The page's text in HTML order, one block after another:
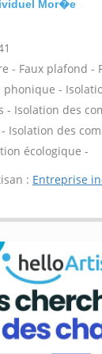
Mor�e
- Faux plafond -
phonique -
- Isolation des
Isolation des
écologique -
: Entreprise